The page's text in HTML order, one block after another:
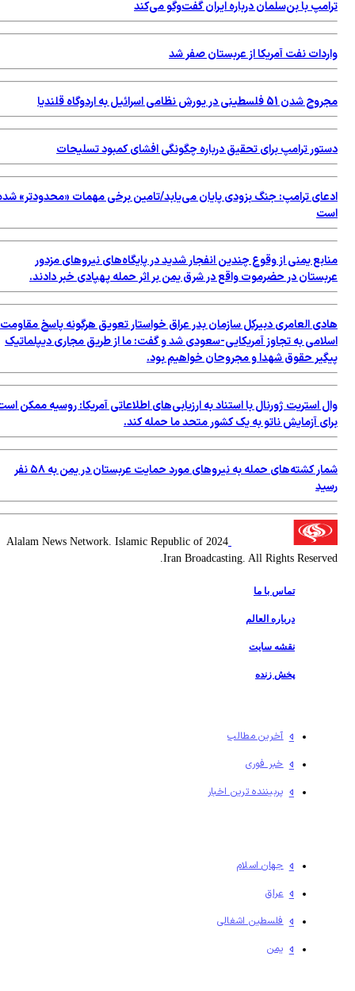
ترامپ با بن‌سلمان درباره ایران گفت‌وگو می‌کند
واردات نفت آمریکا از عربستان صفر شد
مجروح شدن 51 فلسطینی در یورش نظامی اسرائیل به اردوگاه قلندیا
دستور ترامپ برای تحقیق درباره چگونگی افشای کمبود تسلیحات
ادعای ترامپ: جنگ بزودی پایان می‌یابد/تامین برخی مهمات «محدودتر» شده
است
منابع یمنی از وقوع چندین انفجار شدید در پایگاه‌های نیروهای مزدور
عربستان در حضرموت واقع در شرق یمن بر اثر حمله پهپادی خبر دادند.
هادی العامری دبیرکل سازمان بدر عراق خواستار تعویق هرگونه پاسخ مقاومت
اسلامی به تجاوز آمریکایی-سعودی شد و گفت: ما از طریق مجاری دیپلماتیک
پیگیر حقوق شهدا و مجروحان خواهیم بود.
وال استریت ژورنال با استناد به ارزیابی‌های اطلاعاتی آمریکا: روسیه ممکن است
برای آزمایش ناتو به یک کشور متحد ما حمله کند.
شمار کشته‌های حمله به نیروهای مورد حمایت عربستان در یمن به ۵۸ نفر
رسید
2024 Alalam News Network. Islamic Republic of
Iran Broadcasting. All Rights Reserved.
تماس با ما
درباره العالم
نقشه سایت
پخش زنده
آخرین مطالب
خبر فوری
پربیننده ترین اخبار
جهان اسلام
عراق
فلسطين اشغالی
یمن